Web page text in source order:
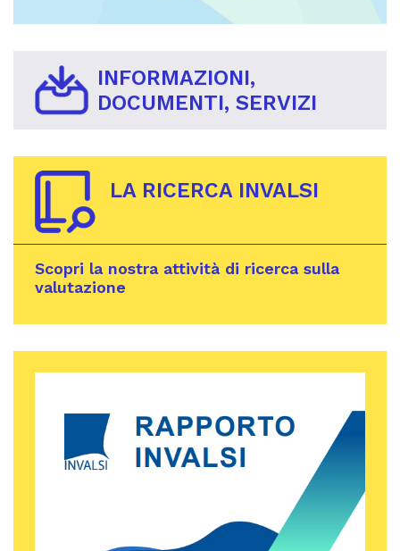
INFORMAZIONI,
DOCUMENTI, SERVIZI
LA RICERCA INVALSI
Scopri la nostra attività di ricerca sulla
valutazione